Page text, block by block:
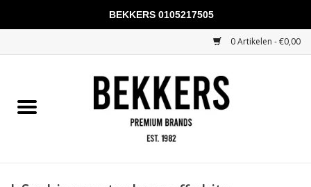
0 Artikelen - €0,00
Mannen
BEKKERS 0105217505